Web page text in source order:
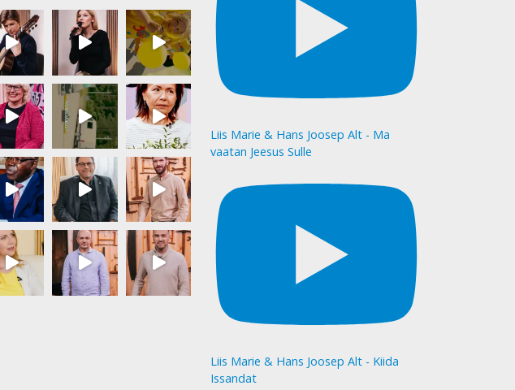
Liis Marie & Hans Joosep Alt - Ma
vaatan Jeesus Sulle
Liis Marie & Hans Joosep Alt - Kiida
Issandat